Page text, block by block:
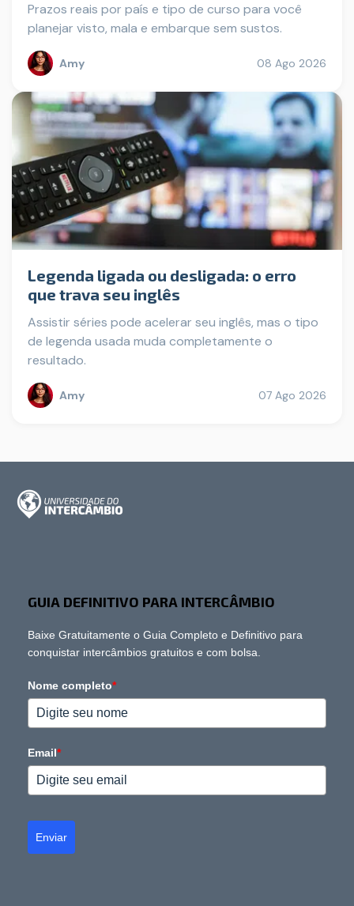
Prazos reais por país e tipo de curso para você
planejar visto, mala e embarque sem sustos.
Amy 08 Ago 2026
Legenda ligada ou desligada: o erro
que trava seu inglês
Assistir séries pode acelerar seu inglês, mas o tipo
de legenda usada muda completamente o
resultado.
Amy 07 Ago 2026
GUIA DEFINITIVO PARA INTERCÂMBIO
Baixe Gratuitamente o Guia Completo e Definitivo para
conquistar intercâmbios gratuitos e com bolsa.
Nome completo*
Email*
Enviar